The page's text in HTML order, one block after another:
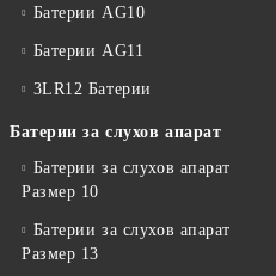
Батерии AG10
Батерии AG11
3LR12 Батерии
Батерии за слухов апарат
Батерии за слухов апарат
Размер 10
Батерии за слухов апарат
Размер 13